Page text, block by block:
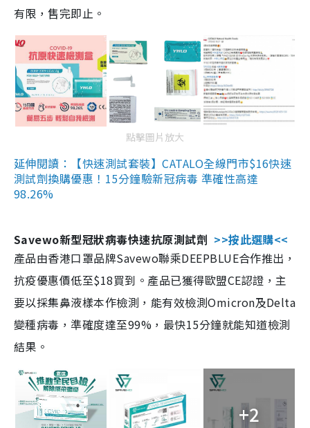
有限，售完即止。
點擊圖片放大
延伸閱讀：【快速測試套裝】CATALO全線門市$16快速
測試劑換購優惠！15分鐘驗新冠病毒 準確性高達
98.26%
Savewo新型冠狀病毒快速抗原測試劑 >>按此選購<<
產品由香港口罩品牌Savewo聯乘DEEPBLUE合作推出，
抗疫優惠價低至$18買到。產品已獲得歐盟CE認證，主
要以採集鼻液樣本作檢測，能有效檢測Omicron及Delta
變種病毒，準確度達至99%，最快15分鐘就能知道檢測
結果。
+2